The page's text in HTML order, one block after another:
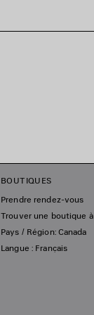
BOUTIQUES
Prendre rendez-vous
Trouver une boutique
Pays / Région: Canada
Langue : Français